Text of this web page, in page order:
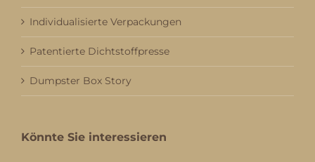
Individualisierte Verpackungen
Patentierte Dichtstoffpresse
Dumpster Box Story
Könnte Sie interessieren